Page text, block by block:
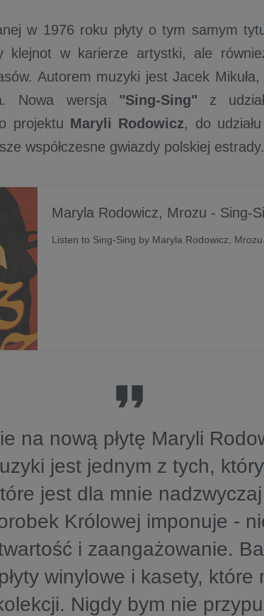
w 1976 roku płyty o tym samym
klejnot w karierze artystki, ale
Autorem muzyki jest Jacek Mikuła,
Nowa wersja "Sing-Sing" z
projektu Maryli Rodowicz, do
współczesne gwiazdy polskiej estrady.
Maryla Rodowicz, Mrozu - Sing-
Listen to Sing-Sing by Maryla Rodowicz, Mrozu.
na nową płytę Maryli
jest jednym z tych,
jest dla mnie
Królowej imponuje -
i zaangażowanie.
winylowe i kasety, które
Nigdy bym nie